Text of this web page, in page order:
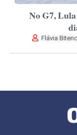
No G7,
Flávia